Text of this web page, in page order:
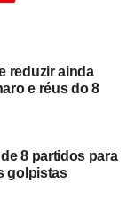
das
manifestantes
políticos.
de urgência
reduzir ainda
e réus do 8
8 partidos para
golpistas